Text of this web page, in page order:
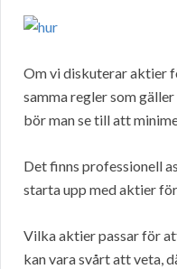
Om vi diskuterar aktier
samma regler som
bör man se till att
Det finns professionell
starta upp med aktier
Vilka aktier passar för
kan vara svårt att veta,